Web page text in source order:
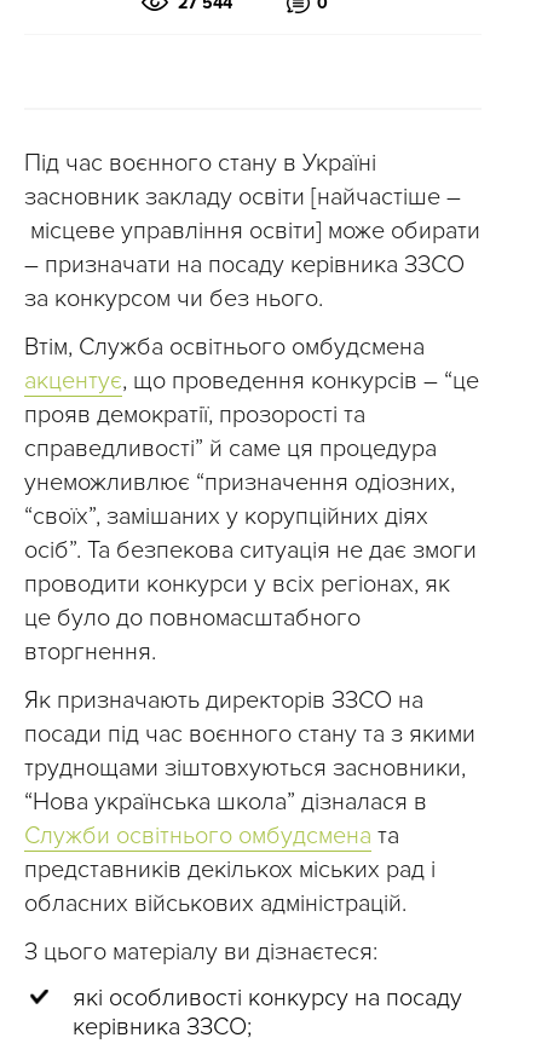
Під час воєнного стану в Україні
засновник закладу освіти [найчастіше –
місцеве управління освіти] може обирати
– призначати на посаду керівника ЗЗСО
за конкурсом чи без нього.
Втім, Служба освітнього омбудсмена
акцентує, що проведення конкурсів – “це
прояв демократії, прозорості та
справедливості” й саме ця процедура
унеможливлює “призначення одіозних,
“своїх”, замішаних у корупційних діях
осіб”. Та безпекова ситуація не дає змоги
проводити конкурси у всіх регіонах, як
це було до повномасштабного
вторгнення.
Як призначають директорів ЗЗСО на
посади під час воєнного стану та з якими
труднощами зіштовхуються засновники,
“Нова українська школа” дізналася в
Служби освітнього омбудсмена та
представників декількох міських рад і
обласних військових адміністрацій.
З цього матеріалу ви дізнаєтеся:
які особливості конкурсу на посаду
керівника ЗЗСО;